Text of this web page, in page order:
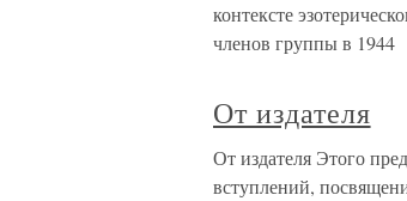
контексте
членов группы в 1944
От издателя
От издателя Этого
вступлений,